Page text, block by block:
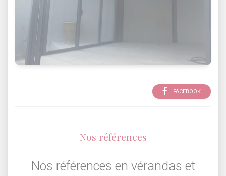
FACEBOOK
Nos références
Nos références en vérandas et